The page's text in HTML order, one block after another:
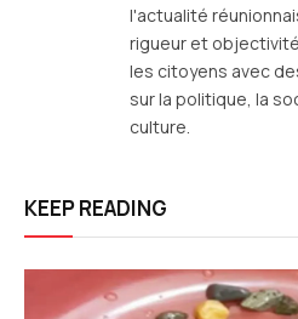
l'actualité
rigueur et
les citoyens avec
sur la politique, la
culture.
KEEP READING